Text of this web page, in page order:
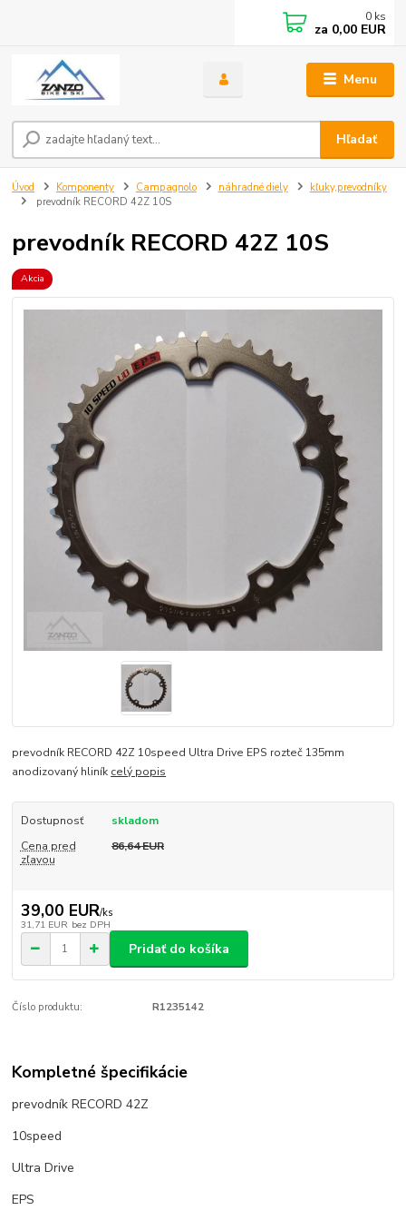
Menu
Hľadať
0 ks
za 0,00 EUR
Úvod Komponenty Campagnolo náhradné diely
kľuky,prevodníky
prevodník RECORD 42Z 10S
prevodník RECORD 42Z 10S
Akcia
prevodník RECORD 42Z 10speed Ultra Drive EPS rozteč 135mm
anodizovaný hliník celý popis
Dostupnosť
skladom
Cena pred
zľavou
86,64 EUR
39,00 EUR/ks
31,71 EUR bez DPH
Pridať do košíka
Číslo produktu: R1235142
Kompletné špecifikácie
prevodník RECORD 42Z
10speed
Ultra Drive
EPS